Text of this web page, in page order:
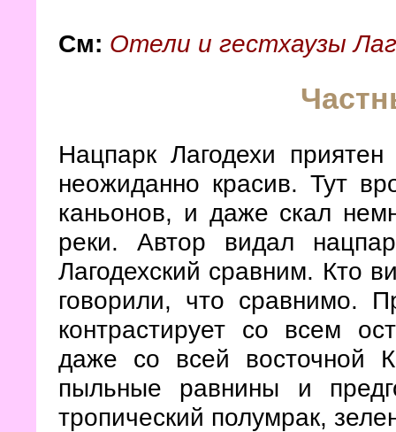
См: Отели и гестхаузы
Нацпарк Лагодехи
неожиданно красив. Тут
каньонов, и даже скал
реки. Автор видал
Лагодехский сравним. Кто
говорили, что сравнимо.
контрастирует со всем
даже со всей восточной
пыльные равнины и
тропический полумрак,